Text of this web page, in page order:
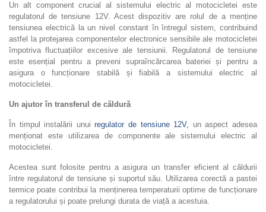
Un alt component crucial al sistemului electric al motocicletei este
regulatorul de tensiune 12V. Acest dispozitiv are rolul de a menține
tensiunea electrică la un nivel constant în întregul sistem, contribuind
astfel la protejarea componentelor electronice sensibile ale motocicletei
împotriva fluctuațiilor excesive ale tensiunii. Regulatorul de tensiune
este esențial pentru a preveni supraîncărcarea bateriei și pentru a
asigura o funcționare stabilă și fiabilă a sistemului electric al
motocicletei.
Un ajutor în transferul de căldură
În timpul instalării unuiregulator de tensiune 12V, un aspect adesea
menționat este utilizarea de componente ale sistemului electric al
motocicletei.
Acestea sunt folosite pentru a asigura un transfer eficient al căldurii
între regulatorul de tensiune și suportul său. Utilizarea corectă a pastei
termice poate contribui la menținerea temperaturii optime de funcționare
a regulatorului și poate prelungi durata de viață a acestuia.